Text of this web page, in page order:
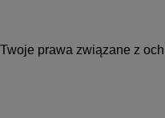
prawa związane z